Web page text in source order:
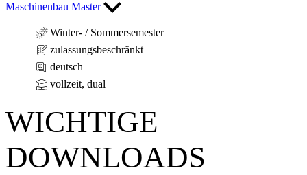
Maschinenbau Master
Winter- / Sommersemester
zulassungsbeschränkt
deutsch
vollzeit, dual
WICHTIGE
DOWNLOADS